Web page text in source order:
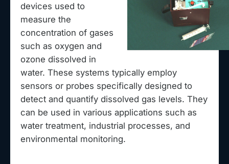
devices used to
measure the
concentration of gases
such as oxygen and
ozone dissolved in
water. These systems typically employ
sensors or probes specifically designed to
detect and quantify dissolved gas levels. They
can be used in various applications such as
water treatment, industrial processes, and
environmental monitoring.